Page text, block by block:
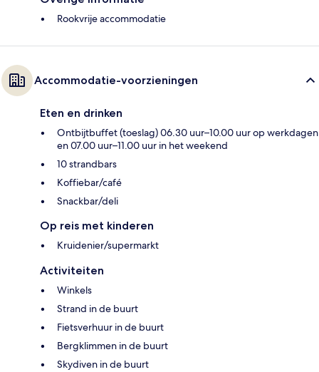
Rookvrije accommodatie
Accommodatie-voorzieningen
Eten en drinken
Ontbijtbuffet (toeslag) 06.30 uur–10.00 uur op werkdagen
en 07.00 uur–11.00 uur in het weekend
10 strandbars
Koffiebar/café
Snackbar/deli
Op reis met kinderen
Kruidenier/supermarkt
Activiteiten
Winkels
Strand in de buurt
Fietsverhuur in de buurt
Bergklimmen in de buurt
Skydiven in de buurt